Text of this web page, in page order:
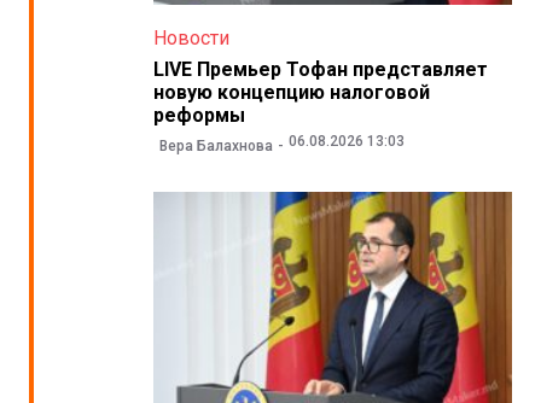
Новости
LIVE Премьер Тофан представляет
новую концепцию налоговой
реформы
Вера Балахнова 06.08.2026 13:03